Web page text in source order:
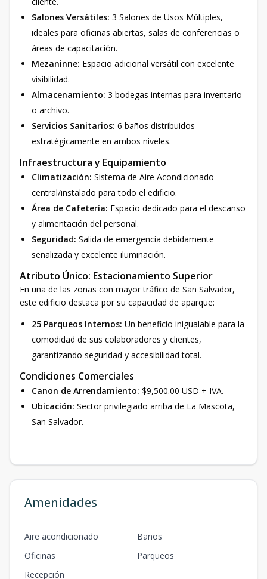
Salones Versátiles: 3 Salones de Usos Múltiples,
ideales para oficinas abiertas, salas de conferencias o
áreas de capacitación.
Mezaninne: Espacio adicional versátil con excelente
visibilidad.
Almacenamiento: 3 bodegas internas para inventario
o archivo.
Servicios Sanitarios: 6 baños distribuidos
estratégicamente en ambos niveles.
Infraestructura y Equipamiento
Climatización: Sistema de Aire Acondicionado
central/instalado para todo el edificio.
Área de Cafetería: Espacio dedicado para el descanso
y alimentación del personal.
Seguridad: Salida de emergencia debidamente
señalizada y excelente iluminación.
Atributo Único: Estacionamiento Superior
En una de las zonas con mayor tráfico de San Salvador,
este edificio destaca por su capacidad de aparque:
25 Parqueos Internos: Un beneficio inigualable para la
comodidad de sus colaboradores y clientes,
garantizando seguridad y accesibilidad total.
Condiciones Comerciales
Canon de Arrendamiento: $9,500.00 USD + IVA.
Ubicación: Sector privilegiado arriba de La Mascota,
San Salvador.
Amenidades
Aire acondicionado
Baños
Oficinas
Parqueos
Recepción